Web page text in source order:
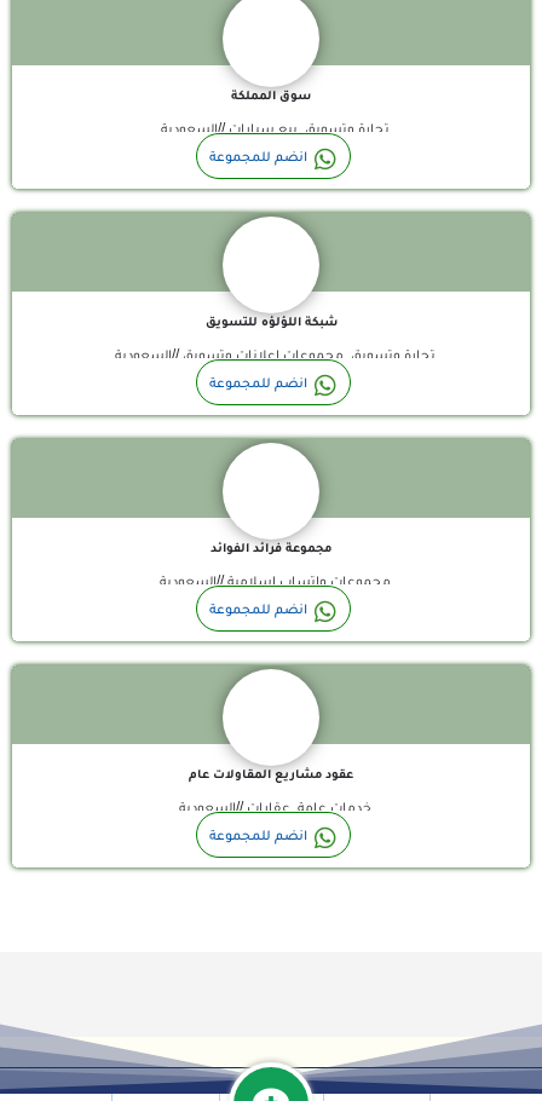
سوق المملكة
تجارة وتسويق, بيع سيارات //السعودية
انضم للمجموعة
شبكة اللؤلؤه للتسويق
شبكة اللؤلؤه للتسويق قروب واتساب تسويق
تجارة وتسويق, مجموعات إعلانات وتسويق //السعودية
انضم للمجموعة
مجموعة فرائد الفوائد
مجموعة مجموعة فرائد الفوائد : دينية تربوية اجتماعية
مجموعات واتساب اسلامية //السعودية
انضم للمجموعة
عقود مشاريع المقاولات عام
قروبات مقاولات سعوديه
خدمات عامة, عقارات //السعودية
انضم للمجموعة